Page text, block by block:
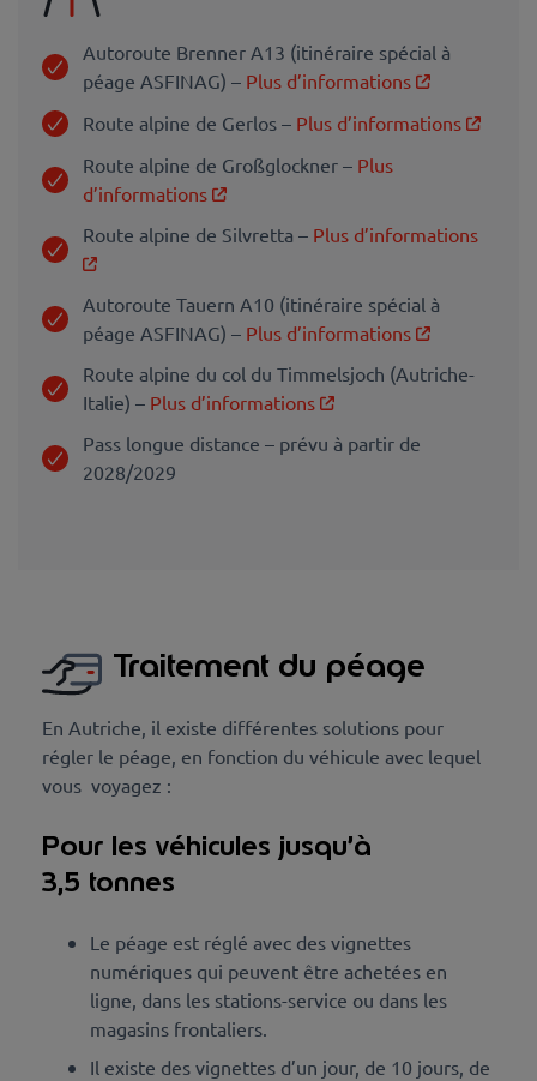
Autoroute Brenner A13 (itinéraire spécial à
péage ASFINAG) – Plus d’informations
Route alpine de Gerlos – Plus d’informations
Route alpine de Großglockner – Plus
d’informations
Route alpine de Silvretta – Plus d’informations
Autoroute Tauern A10 (itinéraire spécial à
péage ASFINAG) – Plus d’informations
Route alpine du col du Timmelsjoch (Autriche-
Italie) – Plus d’informations
Pass longue distance – prévu à partir de
2028/2029
Traitement du péage
En Autriche, il existe différentes solutions pour
régler le péage, en fonction du véhicule avec lequel
vous voyagez :
Pour les véhicules jusqu’à
3,5 tonnes
Le péage est réglé avec des vignettes
numériques qui peuvent être achetées en
ligne, dans les stations-service ou dans les
magasins frontaliers.
Il existe des vignettes d’un jour, de 10 jours, de